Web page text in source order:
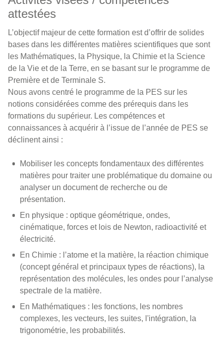
attestées
L’objectif majeur de cette formation est d’offrir de solides
bases dans les différentes matières scientifiques que sont
les Mathématiques, la Physique, la Chimie et la Science
de la Vie et de la Terre, en se basant sur le programme de
Première et de Terminale S.
Nous avons centré le programme de la PES sur les
notions considérées comme des prérequis dans les
formations du supérieur. Les compétences et
connaissances à acquérir à l’issue de l’année de PES se
déclinent ainsi :
Mobiliser les concepts fondamentaux des différentes
matières pour traiter une problématique du domaine ou
analyser un document de recherche ou de
présentation.
En physique : optique géométrique, ondes,
cinématique, forces et lois de Newton, radioactivité et
électricité.
En Chimie : l’atome et la matière, la réaction chimique
(concept général et principaux types de réactions), la
représentation des molécules, les ondes pour l’analyse
spectrale de la matière.
En Mathématiques : les fonctions, les nombres
complexes, les vecteurs, les suites, l'intégration, la
trigonométrie, les probabilités.